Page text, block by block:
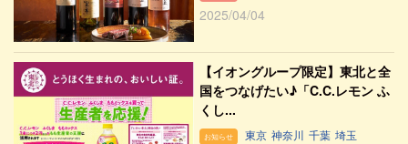
2025/04/04
【イオングループ限定】東北と全
国をつなげたい♪「C.C.レモン ふ
くし...
お知らせ 東京 神奈川 千葉 埼玉